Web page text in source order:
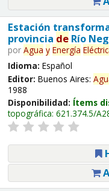
Estación
provincia deRío
por Agua y Energía
Idioma: Español
Editor: Buenos Aires:
1988
Disponibilidad: Ítems
topográfica: 621.374.5/